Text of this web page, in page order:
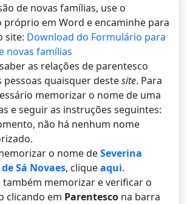
de novas famílias, use o
em Word e encaminhe para
site: Download do Formulário para
novas famílias
as relações de parentesco
pessoas quaisquer destesite. Para
memorizar o nome de uma
e seguir as instruções seguintes:
não há nenhum nome
o nome deSeverina
Sá Novaes, cliqueaqui.
também memorizar e verificar o
clicando em Parentesco na barra